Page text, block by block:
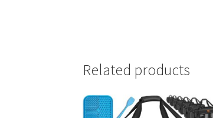
Related products